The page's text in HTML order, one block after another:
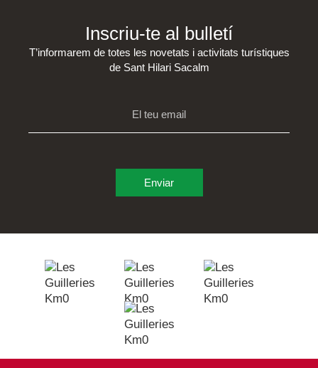
Inscriu-te al bulletí
T’informarem de totes les novetats i activitats turístiques
de Sant Hilari Sacalm